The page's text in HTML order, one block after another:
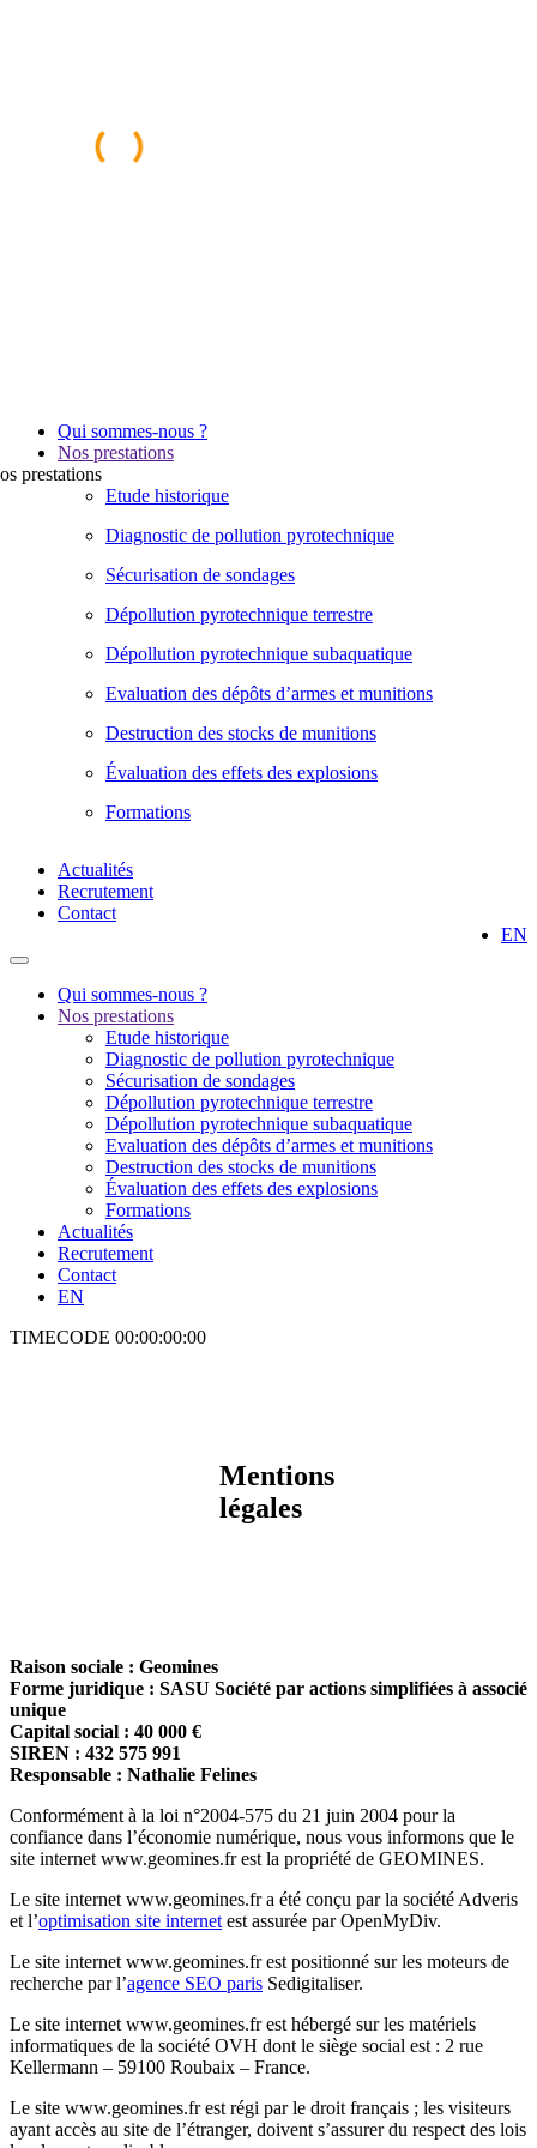
Qui sommes-nous ?
Nos prestations
prestations
Etude historique
Diagnostic de pollution pyrotechnique
Sécurisation de sondages
Dépollution pyrotechnique terrestre
Dépollution pyrotechnique subaquatique
Evaluation des dépôts d’armes et munitions
Destruction des stocks de munitions
Évaluation des effets des explosions
Formations
Actualités
Recrutement
Contact
EN
Qui sommes-nous ?
Nos prestations
Etude historique
Diagnostic de pollution pyrotechnique
Sécurisation de sondages
Dépollution pyrotechnique terrestre
Dépollution pyrotechnique subaquatique
Evaluation des dépôts d’armes et munitions
Destruction des stocks de munitions
Évaluation des effets des explosions
Formations
Actualités
Recrutement
Contact
EN
TIMECODE 00:00:00:00
Mentions
légales
Raison sociale : Geomines
Forme juridique : SASU Société par actions simplifiées à associé
unique
Capital social : 40 000 €
SIREN : 432 575 991
Responsable : Nathalie Felines
Conformément à la loi n°2004-575 du 21 juin 2004 pour la
confiance dans l’économie numérique, nous vous informons que le
site internet www.geomines.fr est la propriété de GEOMINES.
Le site internet www.geomines.fr a été conçu par la société Adveris
et l’optimisation site internet est assurée par OpenMyDiv.
Le site internet www.geomines.fr est positionné sur les moteurs de
recherche par l’agence SEO paris Sedigitaliser.
Le site internet www.geomines.fr est hébergé sur les matériels
informatiques de la société OVH dont le siège social est : 2 rue
Kellermann – 59100 Roubaix – France.
Le site www.geomines.fr est régi par le droit français ; les visiteurs
ayant accès au site de l’étranger, doivent s’assurer du respect des lois